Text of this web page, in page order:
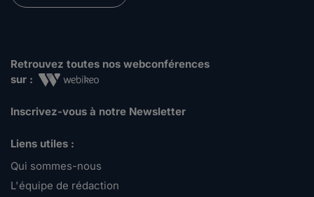
Retrouvez toutes nos webconférences
sur :
Inscrivez-vous à notre Newsletter
Liens utiles :
Qui sommes-nous
L'équipe de rédaction